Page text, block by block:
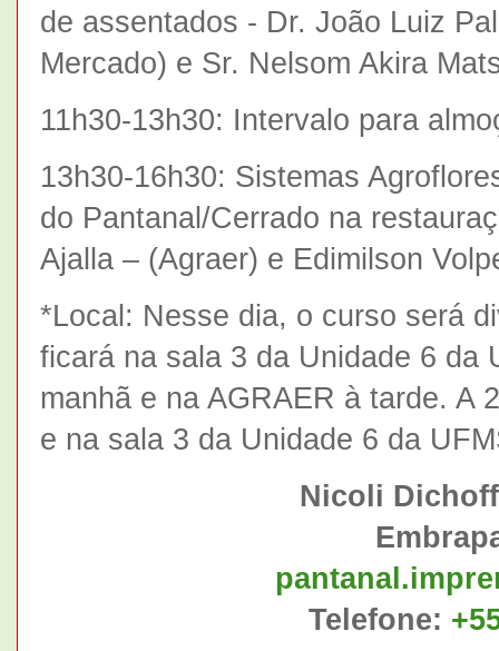
de assentados - Dr. João Luiz
Mercado) e Sr. Nelsom Akira
11h30-13h30: Intervalo para
13h30-16h30: Sistemas
do Pantanal/Cerrado na
Ajalla – (Agraer) e Edimilson
*Local: Nesse dia, o curso será
ficará na sala 3 da Unidade 6 da
manhã e na AGRAER à tarde. A
e na sala 3 da Unidade 6 da
Nicoli
Telefone: